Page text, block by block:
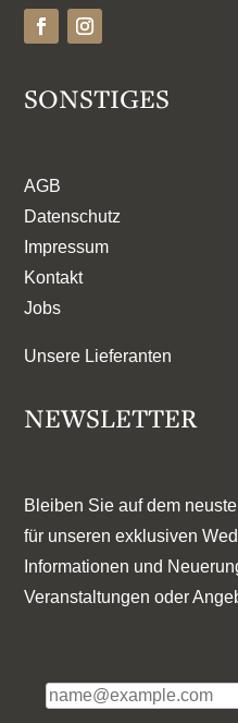
SONSTIGES
AGB
Datenschutz
Impressum
Kontakt
Jobs
Unsere Lieferanten
NEWSLETTER
Bleiben Sie auf dem
für unseren exklusiven
Informationen und
Veranstaltungen oder